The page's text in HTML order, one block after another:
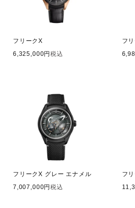
フリークX
6,325,000
税込
フ
フリークX グレー エナメル
7,007,000
税込
フ